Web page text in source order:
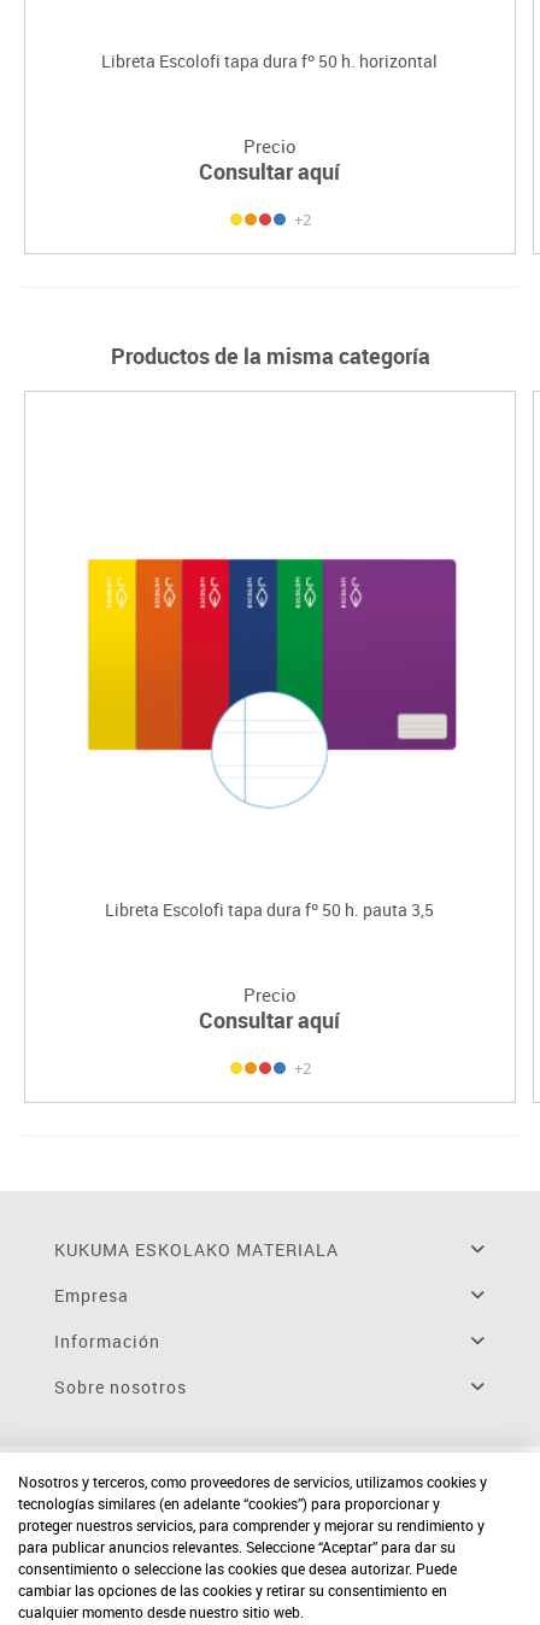
Libreta Escolofi tapa dura fº 50 h. horizontal
Precio
Consultar aquí
+2
Productos de la misma categoría
Libreta Escolofi tapa dura fº 50 h. pauta 3,5
Precio
Consultar aquí
+2
KUKUMA ESKOLAKO MATERIALA
Empresa
Información
Sobre nosotros
Nosotros y terceros, como proveedores de servicios, utilizamos cookies y
tecnologías similares (en adelante “cookies”) para proporcionar y
proteger nuestros servicios, para comprender y mejorar su rendimiento y
para publicar anuncios relevantes. Seleccione “Aceptar” para dar su
consentimiento o seleccione las cookies que desea autorizar. Puede
cambiar las opciones de las cookies y retirar su consentimiento en
cualquier momento desde nuestro sitio web.